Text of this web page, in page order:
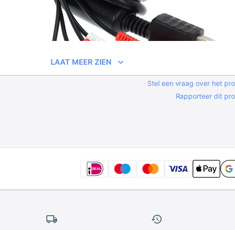
LAAT MEER ZIEN
Stel een vraag over het
Rapporteer dit